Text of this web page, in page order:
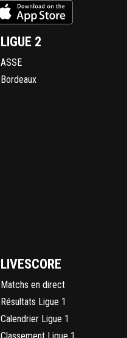
LIGUE 2
ASSE
Bordeaux
LIVESCORE
Matchs en direct
Résultats Ligue 1
Calendrier Ligue 1
Classement Ligue 1